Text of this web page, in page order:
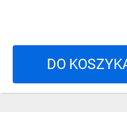
DO